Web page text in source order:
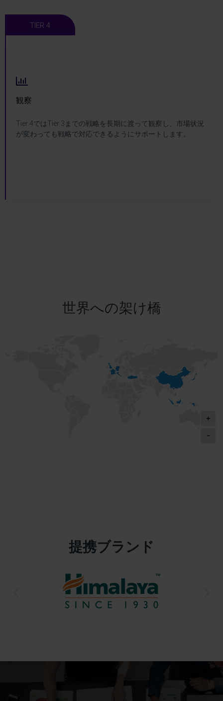
TIER 4
観察
Tier 4ではTier 3までの戦略を長期に渡って観察し、市場状況
が変わっても戦略で対応できるようにサポートします。
DGC Tier 4
世界への架け橋
+
-
提携ブランド